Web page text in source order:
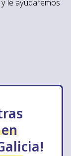
le ayudaremos
para
en Galicia
es el
resultados
!